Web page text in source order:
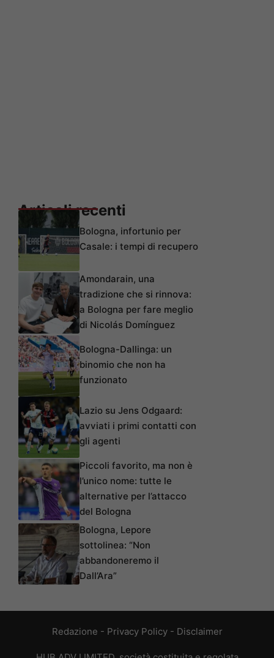
Articoli recenti
Bologna, infortunio per
Casale: i tempi di recupero
Amondarain, una
tradizione che si rinnova:
a Bologna per fare meglio
di Nicolás Domínguez
Bologna-Dallinga: un
binomio che non ha
funzionato
Lazio su Jens Odgaard:
avviati i primi contatti con
gli agenti
Piccoli favorito, ma non è
l’unico nome: tutte le
alternative per l’attacco
del Bologna
Bologna, Lepore
sottolinea: “Non
abbandoneremo il
Dall’Ara”
Redazione - Privacy Policy- Disclaimer